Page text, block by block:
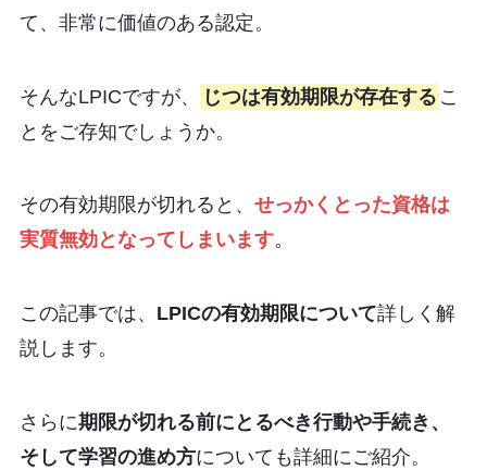
て、非常に価値のある認定。
そんなLPICですが、 じつは有効期限が存在する こ
とをご存知でしょうか。
その有効期限が切れると、 せっかくとった資格は
実質無効となってしまいます。
この記事では、 LPICの有効期限について詳しく解
説します。
さらに期限が切れる前にとるべき行動や手続き、
そして学習の進め方についても詳細にご紹介。